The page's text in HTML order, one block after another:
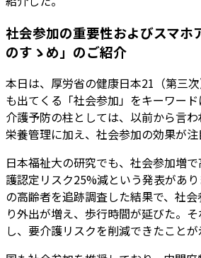
社会参加の重要性およびスマホ
のすゝめ」のご紹介
本日は、厚労省の健康日本21（第三
も出てくる「社会参加」をキーワード
介護予防の柱としては、以前から言
栄養管理に加え、社会参加の効果が注
日本福祉大の研究でも、社会参加増
護認定リスク25%減という発表があ
の高齢者を追跡調査した結果で、社
り外出が増え、歩行時間が延びた。
し、要介護リスクを削減できたことが